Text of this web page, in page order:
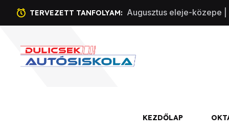
TERVEZETT TANFOLYAM: Augusztus eleje-közepe
KEZDŐLAP